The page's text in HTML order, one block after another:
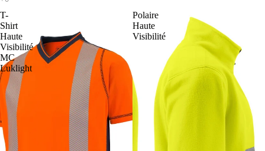
T-
Shirt
Haute
Visibilité
MC
Luklight
Polaire
Haute
Visibilité